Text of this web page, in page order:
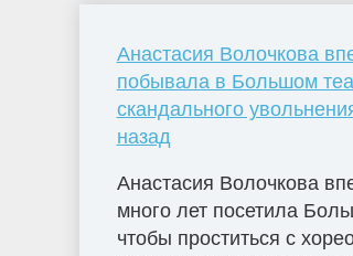
Анастасия Волочкова
побывала в Большом
скандального
назад
Анастасия Волочкова
много лет посетила
чтобы проститься с